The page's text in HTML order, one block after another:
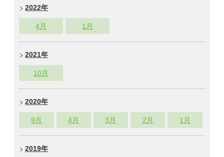
2022年
4月 1 月
2021年
10月
2020年
9 月 4月 3 月 2 月 1 月
2019年